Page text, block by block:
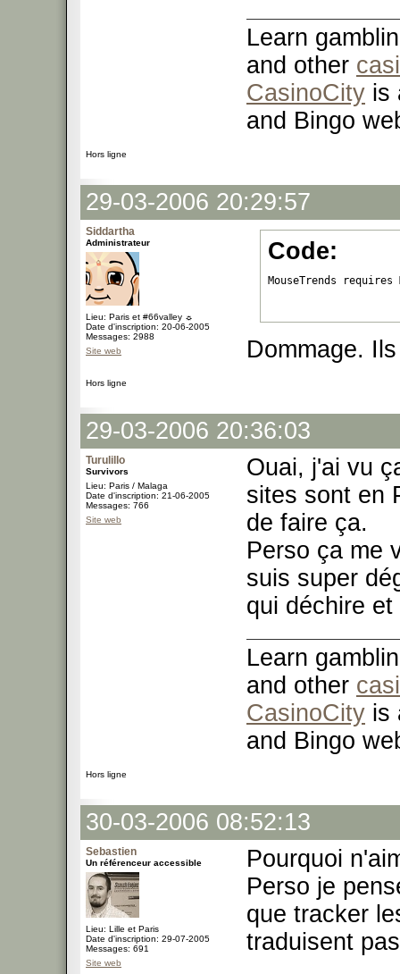
Learn
and other
CasinoCity is
and Bingo
Hors ligne
29-03-2006 20:29:57
Siddartha
Administrateur
Lieu: Paris et #66valley ☼
Date d'inscription: 20-06-2005
Messages: 2988
Site web
Code:
MouseTrends
Dommage.
Hors ligne
29-03-2006 20:36:03
Turulillo
Survivors
Lieu: Paris / Malaga
Date d'inscription: 21-06-2005
Messages: 766
Site web
Ouai, j'ai vu
sites sont en
de faire ça.
Perso ça me
suis super
qui déchire
Learn
and other
CasinoCity is
and Bingo
Hors ligne
30-03-2006 08:52:13
Sebastien
Un référenceur accessible
Lieu: Lille et Paris
Date d'inscription: 29-07-2005
Messages: 691
Site web
Pourquoi
Perso je
que tracker
traduisent